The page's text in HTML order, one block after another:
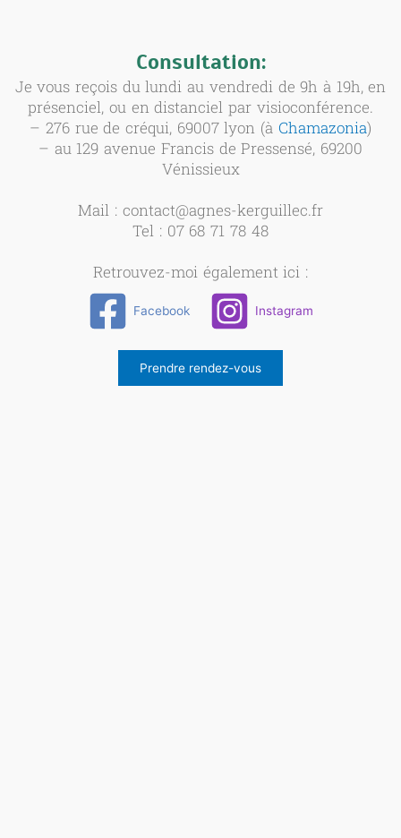
Consultation:
Je vous reçois du lundi au vendredi de 9h à 19h, en
présenciel, ou en distanciel par visioconférence.
– 276 rue de créqui, 69007 lyon (à Chamazonia)
– au 129 avenue Francis de Pressensé, 69200
Vénissieux
Mail : contact@agnes-kerguillec.fr
Tel : 07 68 71 78 48
Retrouvez-moi également ici :
Facebook Instagram
Prendre rendez-vous